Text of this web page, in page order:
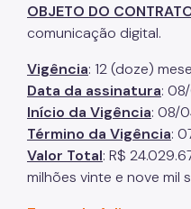
OBJETO DO
comunicação digital.
Vigência: 12 (doze)
Data da assinatura:
Início da Vigência: 08/
Término da Vigência:
Valor Total: R$
milhões vinte e nove mil